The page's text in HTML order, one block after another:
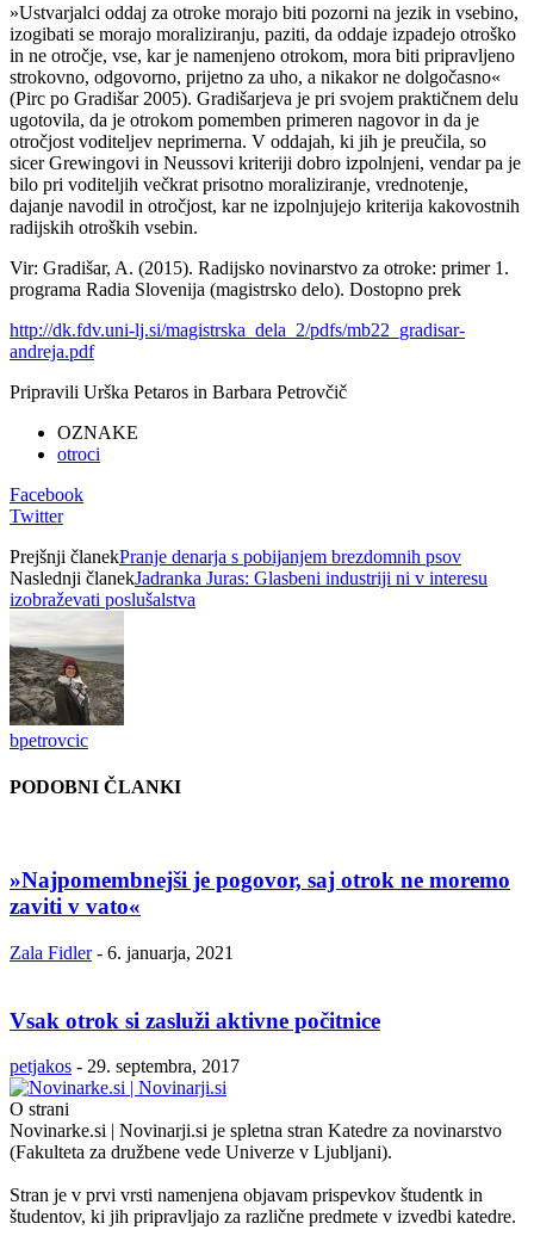
»Ustvarjalci oddaj za otroke morajo biti pozorni na jezik in vsebino,
izogibati se morajo moraliziranju, paziti, da oddaje izpadejo otroško
in ne otročje, vse, kar je namenjeno otrokom, mora biti pripravljeno
strokovno, odgovorno, prijetno za uho, a nikakor ne dolgočasno«
(Pirc po Gradišar 2005). Gradišarjeva je pri svojem praktičnem delu
ugotovila, da je otrokom pomemben primeren nagovor in da je
otročjost voditeljev neprimerna. V oddajah, ki jih je preučila, so
sicer Grewingovi in Neussovi kriteriji dobro izpolnjeni, vendar pa je
bilo pri voditeljih večkrat prisotno moraliziranje, vrednotenje,
dajanje navodil in otročjost, kar ne izpolnjujejo kriterija kakovostnih
radijskih otroških vsebin.
Vir: Gradišar, A. (2015). Radijsko novinarstvo za otroke: primer 1.
programa Radia Slovenija (magistrsko delo). Dostopno prek
http://dk.fdv.uni-lj.si/magistrska_dela_2/pdfs/mb22_gradisar-
andreja.pdf
Pripravili Urška Petaros in Barbara Petrovčič
OZNAKE
otroci
Facebook
Twitter
Prejšnji članekPranje denarja s pobijanjem brezdomnih psov
Naslednji članekJadranka Juras: Glasbeni industriji ni v interesu
izobraževati poslušalstva
bpetrovcic
PODOBNI ČLANKI
»Najpomembnejši je pogovor, saj otrok ne moremo
zaviti v vato«
Zala Fidler - 6. januarja, 2021
Vsak otrok si zasluži aktivne počitnice
petjakos - 29. septembra, 2017
O strani
Novinarke.si | Novinarji.si je spletna stran Katedre za novinarstvo
(Fakulteta za družbene vede Univerze v Ljubljani).
Stran je v prvi vrsti namenjena objavam prispevkov študentk in
študentov, ki jih pripravljajo za različne predmete v izvedbi katedre.